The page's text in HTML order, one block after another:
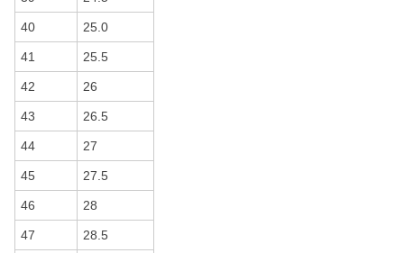
40 25.0
41 25.5
42 26
43 26.5
44 27
45 27.5
46 28
47 28.5